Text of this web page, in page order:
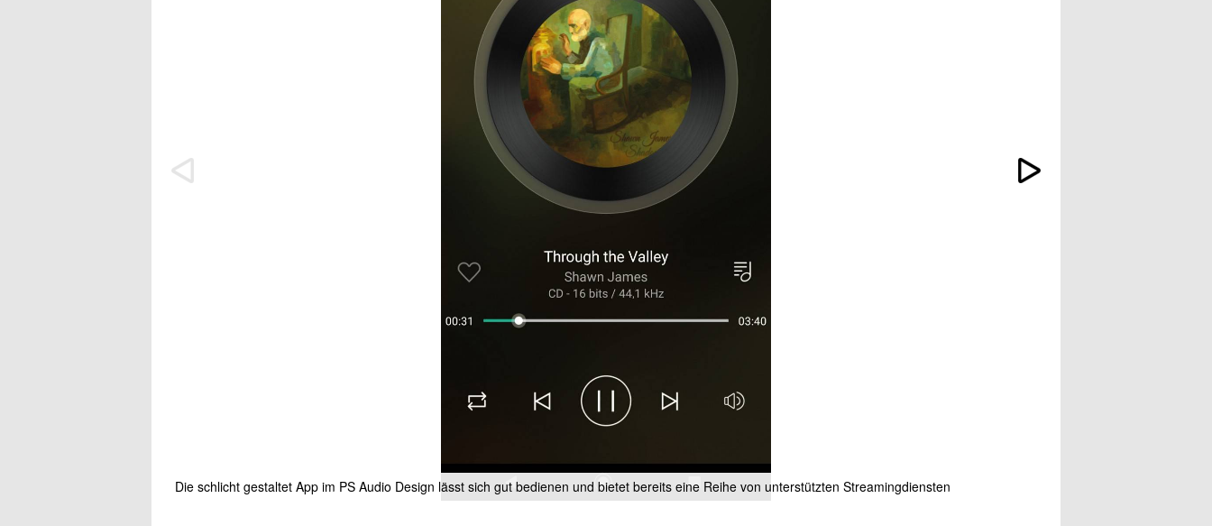
Die schlicht gestaltet App im PS Audio Design lässt sich gut bedienen und bietet bereits eine Reihe von unterstützten Streamingdiensten